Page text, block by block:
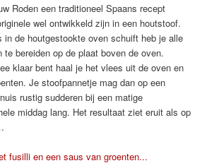
Roden een traditioneel Spaans recept
wel ontwikkeld zijn in een houtstoof.
in de houtgestookte oven schuift heb je alle
te bereiden op de plaat boven de oven.
klaar bent haal je het vlees uit de oven en
Je stoofpannetje mag dan op een
rustig sudderen bij een matige
middag lang. Het resultaat ziet eruit als op